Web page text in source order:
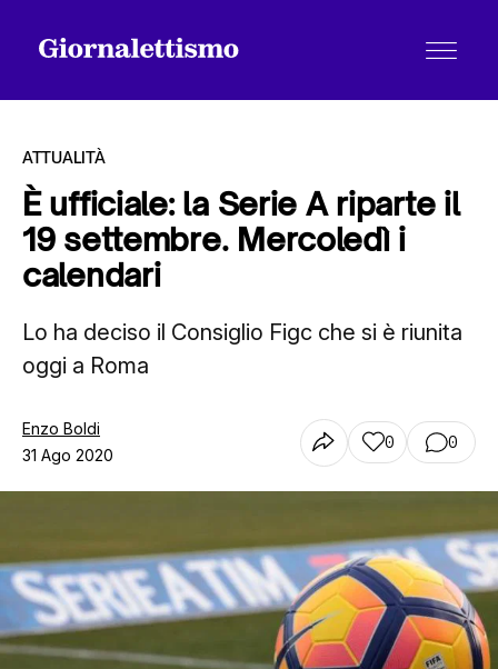
Tutti gli articoli
Chi siamo
Contatti
ATTUALITÀ
È ufficiale: la Serie A riparte il
19 settembre. Mercoledì i
calendari
Lo ha deciso il Consiglio Figc che si è riunita
oggi a Roma
Enzo Boldi
31 Ago 2020
0 0